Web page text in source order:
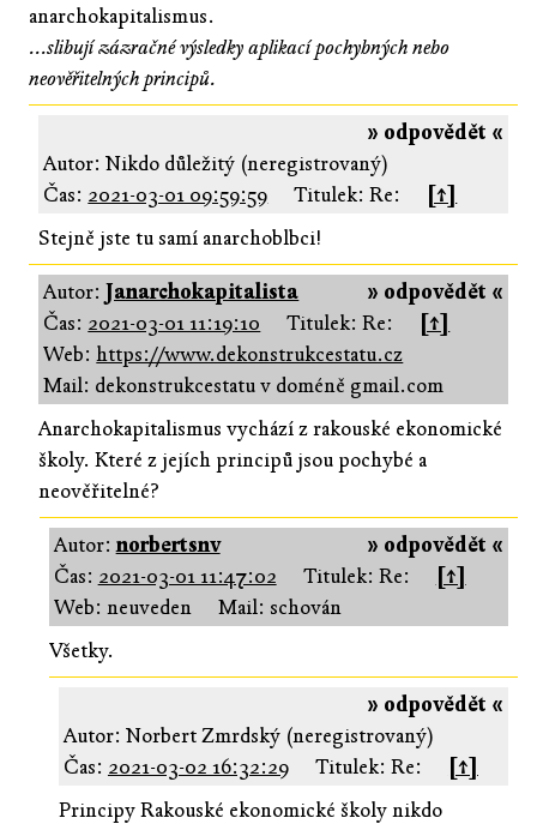
anarchokapitalismus.
...slibují zázračné výsledky aplikací pochybných nebo
neověřitelných principů.
» odpovědět «
Autor: Nikdo důležitý (neregistrovaný)
Čas: 2021-03-01 09:59:59 Titulek: Re:
[↑]
Stejně jste tu samí anarchoblbci!
» odpovědět «
Autor:Janarchokapitalista
Čas: 2021-03-01 11:19:10 Titulek: Re:
[↑]
Web:https://www.dekonstrukcestatu.cz
Mail: dekonstrukcestatu v doméně gmail.com
Anarchokapitalismus vychází z rakouské ekonomické
školy. Které z jejích principů jsou pochybé a
neověřitelné?
» odpovědět «
Autor:norbertsnv
Čas: 2021-03-01 11:47:02 Titulek: Re:
[↑]
Web: neuveden
Mail: schován
Všetky.
» odpovědět «
Autor: Norbert Zmrdský (neregistrovaný)
Čas: 2021-03-02 16:32:29 Titulek: Re:
[↑]
Principy Rakouské ekonomické školy nikdo